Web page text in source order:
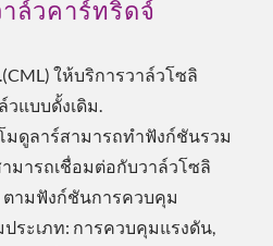
ล์วคาร์ทริดจ์
ให้บริการวาล์วโซลิ
วแบบดั้งเดิม.
มดูลาร์สามารถทำฟังก์ชันรวม
มารถเชื่อมต่อกับวาล์วโซลิ
ามฟังก์ชันการควบคุม
ระเภท: การควบคุมแรงดัน,